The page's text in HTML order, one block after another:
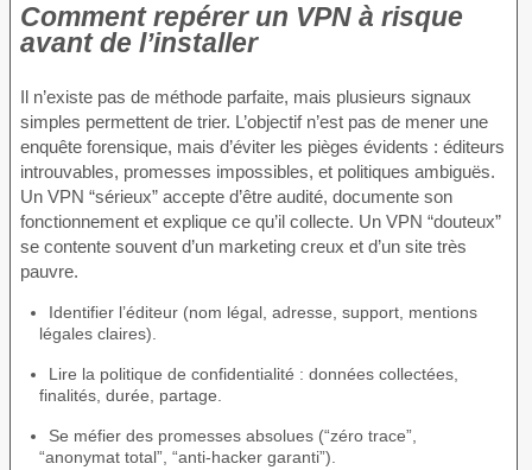
Comment repérer un VPN à risque
avant de l’installer
Il n’existe pas de méthode parfaite, mais plusieurs signaux
simples permettent de trier. L’objectif n’est pas de mener une
enquête forensique, mais d’éviter les pièges évidents : éditeurs
introuvables, promesses impossibles, et politiques ambiguës.
Un VPN “sérieux” accepte d’être audité, documente son
fonctionnement et explique ce qu’il collecte. Un VPN “douteux”
se contente souvent d’un marketing creux et d’un site très
pauvre.
Identifier l’éditeur (nom légal, adresse, support, mentions
légales claires).
Lire la politique de confidentialité : données collectées,
finalités, durée, partage.
Se méfier des promesses absolues (“zéro trace”,
“anonymat total”, “anti-hacker garanti”).